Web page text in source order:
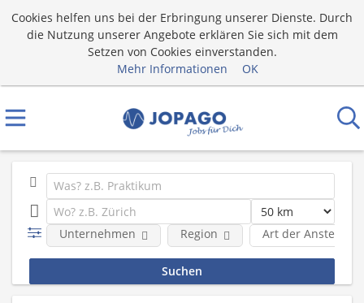
Cookies helfen uns bei der Erbringung unserer Dienste. Durch
die Nutzung unserer Angebote erklären Sie sich mit dem
Setzen von Cookies einverstanden.
Mehr Informationen
OK
Art der Anstellung
Unternehmen Region